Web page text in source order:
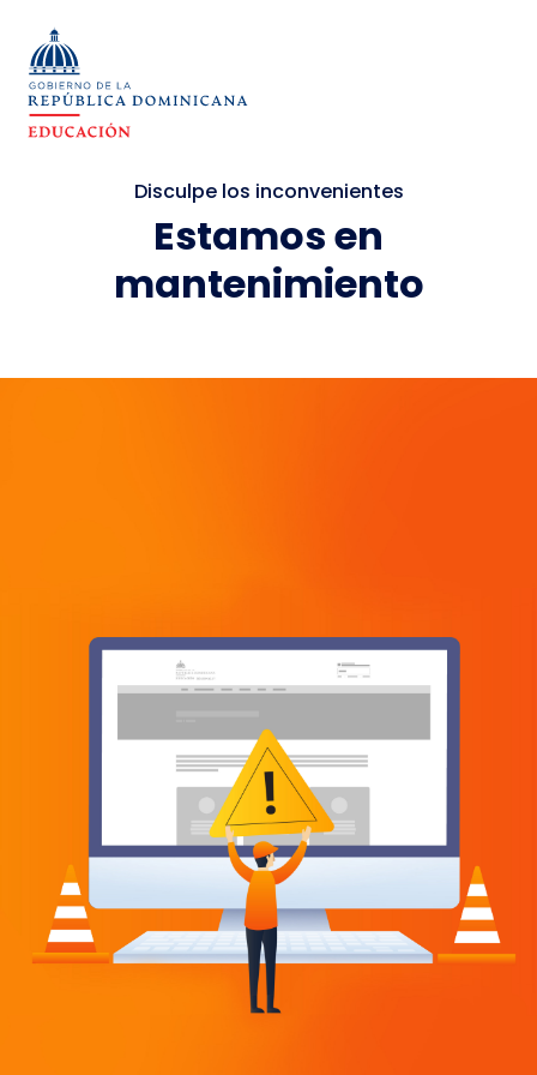
Disculpe los inconvenientes
Estamos en
mantenimiento